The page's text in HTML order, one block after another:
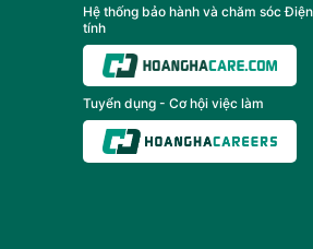
Hệ thống bảo hành và chăm sóc
tính
Tuyển dụng - Cơ hội việc làm